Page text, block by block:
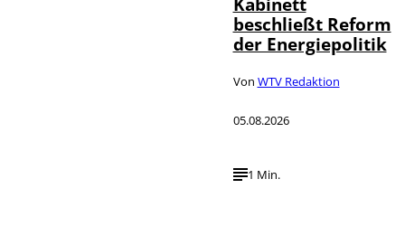
beschließt Reform
der Energiepolitik
Von WTV Redaktion
05.08.2026
1 Min.